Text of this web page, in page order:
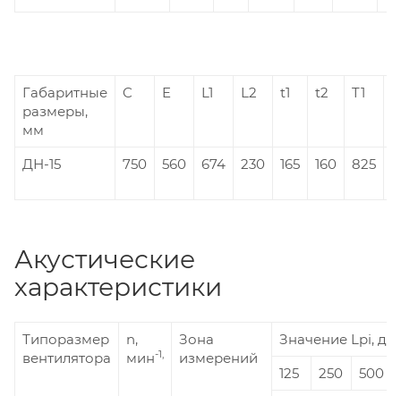
Габаритные
размеры,
мм
C E L1 L2 t1 t2 T1
ДН-15 750 560 674 230 165 160 825
Акустические
характеристики
Типоразмер
вентилятора
n,
мин-1,
Зона
измерений
Значение Lpi, дБ
125
250 500